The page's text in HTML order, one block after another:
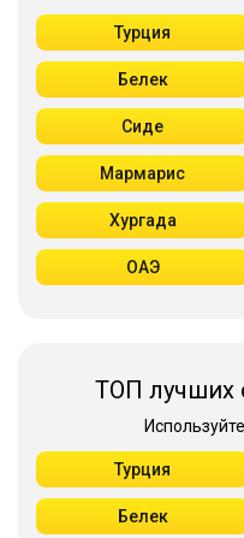
Турция
Белек
Сиде
Мармарис
Хургада
ОАЭ
ТОП лучших
Турция
Белек